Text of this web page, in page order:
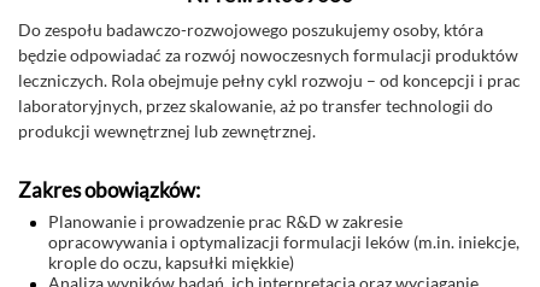
Do zespołu badawczo-rozwojowego poszukujemy osoby, która
będzie odpowiadać za rozwój nowoczesnych formulacji produktów
leczniczych. Rola obejmuje pełny cykl rozwoju – od koncepcji i prac
laboratoryjnych, przez skalowanie, aż po transfer technologii do
produkcji wewnętrznej lub zewnętrznej.
Zakres obowiązków:
Planowanie i prowadzenie prac R&D w zakresie
opracowywania i optymalizacji formulacji leków (m.in. iniekcje,
krople do oczu, kapsułki miękkie)
Analiza wyników badań, ich interpretacja oraz wyciąganie